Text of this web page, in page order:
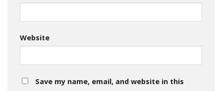
Website
Save my name, email, and website in this